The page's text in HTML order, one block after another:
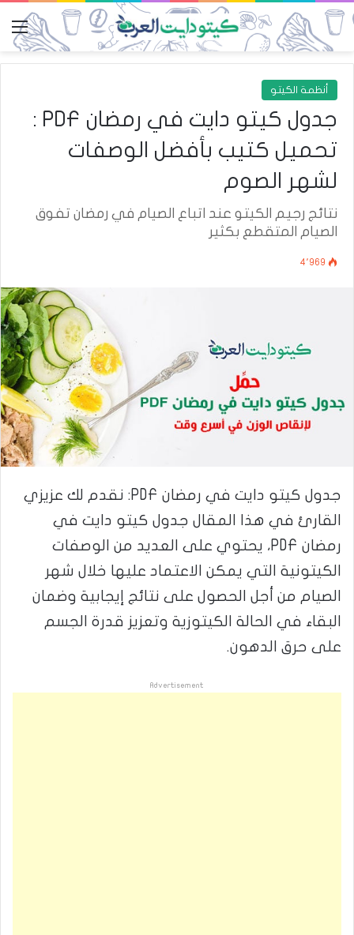
أنظمة الكيتو
جدول كيتو دايت في رمضان PDF :
تحميل كتيب بأفضل الوصفات
لشهر الصوم
نتائج رجيم الكيتو عند اتباع الصيام في رمضان تفوق
الصيام المتقطع بكثير
4٬969
جدول كيتو دايت في رمضان PDF: نقدم لك عزيزي
القارئ في هذا المقال جدول كيتو دايت في
رمضان PDF، يحتوي على العديد من الوصفات
الكيتونية التي يمكن الاعتماد عليها خلال شهر
الصيام من أجل الحصول على نتائج إيجابية وضمان
البقاء في الحالة الكيتوزية وتعزيز قدرة الجسم
على حرق الدهون.
Advertisement